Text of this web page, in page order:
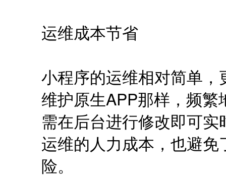
运维成本节省
小程序的运维相对简单
维护原生APP那样，频
需在后台进行修改即可
运维的人力成本，也避
险。